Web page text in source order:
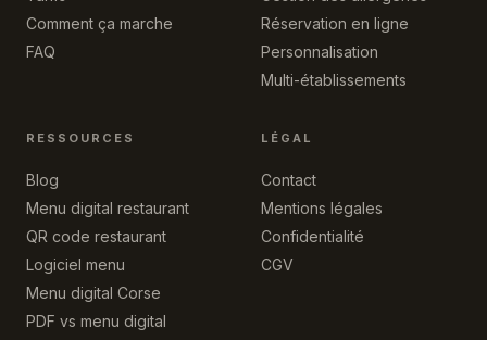
Comment ça marche
FAQ
Réservation en ligne
Personnalisation
Multi-établissements
RESSOURCES
Blog
Menu digital restaurant
QR code restaurant
Logiciel menu
Menu digital Corse
PDF vs menu digital
LÉGAL
Contact
Mentions légales
Confidentialité
CGV